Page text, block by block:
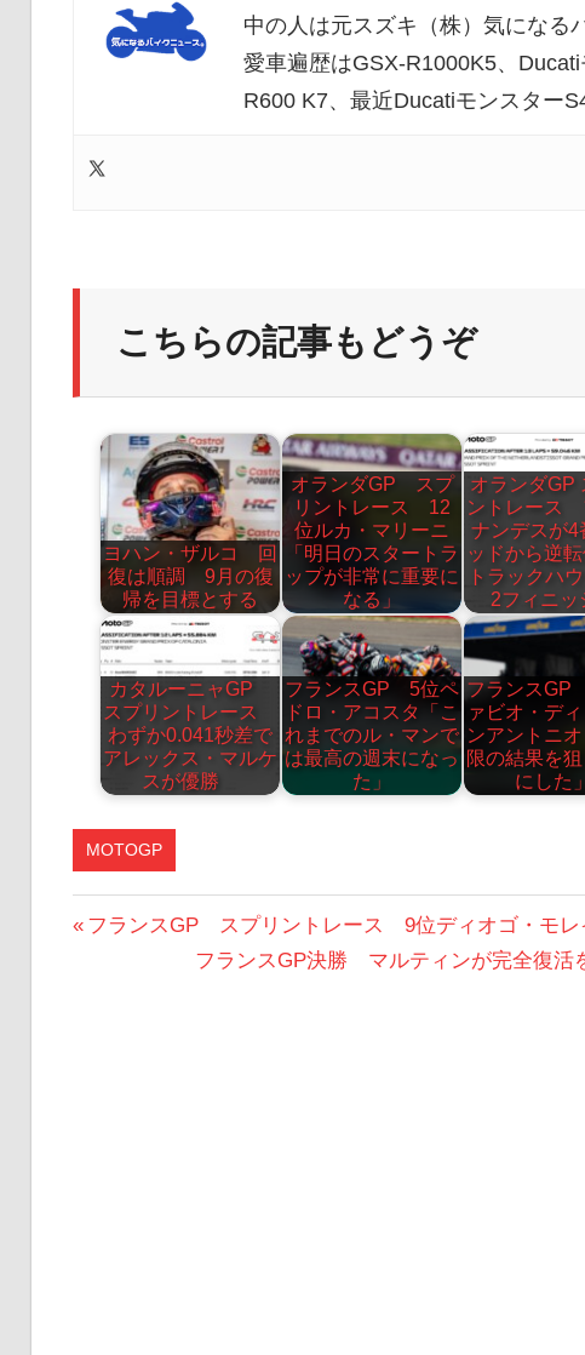
中の人は元スズキ（株）気になる
愛車遍歴はGSX-R1000K5、
R600 K7、最近Ducatiモンスター
こちらの記事もどうぞ
ヨハン・ザルコ 回
復は順調 9月の復
帰を目標とする
オランダGP スプ
リントレース 12
位ルカ・マリーニ
「明日のスタートラ
ップが非常に重要に
なる」
オランダGP
ントレース
ナンデスが4
ッドから逆
トラックハ
2フィニッ
カタルーニャGP
スプリントレース
わずか0.041秒差で
アレックス・マルケ
スが優勝
フランスGP 5位ペ
ドロ・アコスタ「こ
れまでのル・マンで
は最高の週末になっ
た」
フランスGP
ァビオ・デ
ンアントニ
限の結果を
にした」
MOTOGP
投
前
フランスGP スプリントレース 9位ディオゴ・モレ
次
フランスGP決勝 マルティンが完全復活